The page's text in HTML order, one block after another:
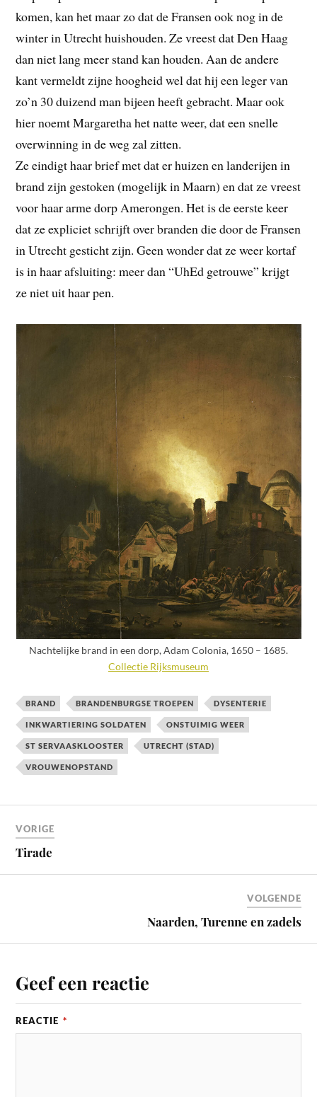
komen, kan het maar zo dat de Fransen ook nog in de
winter in Utrecht huishouden. Ze vreest dat Den Haag
dan niet lang meer stand kan houden. Aan de andere
kant vermeldt zijne hoogheid wel dat hij een leger van
zo’n 30 duizend man bijeen heeft gebracht. Maar ook
hier noemt Margaretha het natte weer, dat een snelle
overwinning in de weg zal zitten.
Ze eindigt haar brief met dat er huizen en landerijen in
brand zijn gestoken (mogelijk in Maarn) en dat ze vreest
voor haar arme dorp Amerongen. Het is de eerste keer
dat ze expliciet schrijft over branden die door de Fransen
in Utrecht gesticht zijn. Geen wonder dat ze weer kortaf
is in haar afsluiting: meer dan “UhEd getrouwe” krijgt
ze niet uit haar pen.
Nachtelijke brand in een dorp, Adam Colonia, 1650 – 1685.
Collectie Rijksmuseum
BRAND BRANDENBURGSE TROEPEN DYSENTERIE
INKWARTIERING SOLDATEN ONSTUIMIG WEER
ST SERVAASKLOOSTER UTRECHT (STAD)
VROUWENOPSTAND
VORIGE
Tirade
VOLGENDE
Naarden, Turenne en zadels
Geef een reactie
REACTIE *